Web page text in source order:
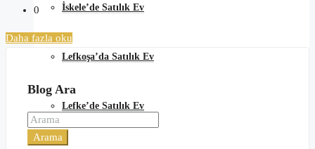
İskele’de Satılık Ev
Lefkoşa’da Satılık Ev
Lefke’de Satılık Ev
0
Daha fazla oku
Blog Ara
Arama